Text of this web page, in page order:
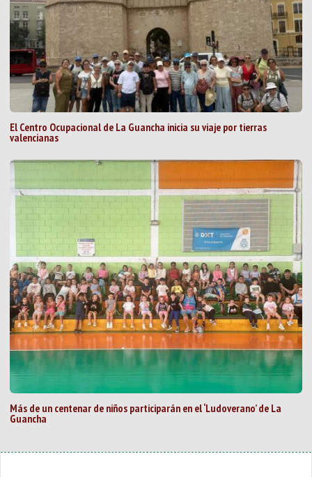
El Centro Ocupacional de La Guancha inicia su viaje por tierras
valencianas
Más de un centenar de niños participarán en el ‘Ludoverano’ de La
Guancha